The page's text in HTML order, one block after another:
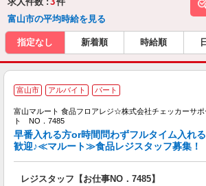
富山市の平均時給を見る
指定なし 新着順 時給順
富山市 アルバイト パート
富山マルート 食品フロアレジ☆株式会社チェッカーサポ
ト NO．7485
早番入れる方or時間問わずフルタイム入れ
歓迎♪≪マルート≫食品レジスタッフ募集！
レジスタッフ【お仕事NO．7485】